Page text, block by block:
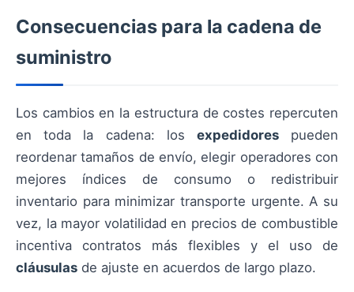
Consecuencias para la cadena de
suministro
Los cambios en la estructura de costes repercuten
en toda la cadena: los expedidorespueden
reordenar tamaños de envío, elegir operadores con
mejores índices de consumo o redistribuir
inventario para minimizar transporte urgente. A su
vez, la mayor volatilidad en precios de combustible
incentiva contratos más flexibles y el uso de
cláusulas de ajuste en acuerdos de largo plazo.